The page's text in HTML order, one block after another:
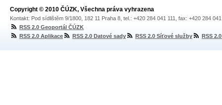
Copyright © 2010 ČÚZK, Všechna práva vyhrazena
Kontakt: Pod sídlištěm 9/1800, 182 11 Praha 8, tel.: +420 284 041 111, fax: +420 284
RSS 2.0 Geoportál ČÚZK
RSS 2.0 Aplikace
RSS 2.0 Datové sady RSS 2.0 Síťové služby RSS